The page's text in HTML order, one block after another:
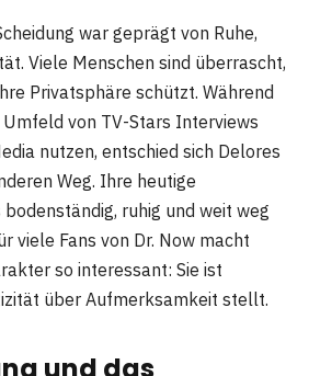
war geprägt von Ruhe,
Viele Menschen sind überrascht,
Privatsphäre schützt. Während
von TV-Stars Interviews
nutzen, entschied sich Delores
Weg. Ihre heutige
ruhig und weit weg
viele Fans von Dr. Now macht
so interessant: Sie ist
über Aufmerksamkeit stellt.